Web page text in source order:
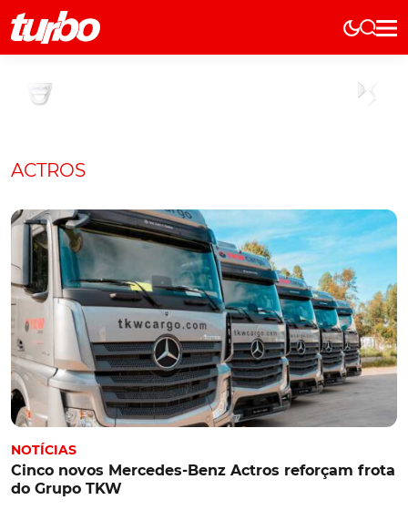
Elétricos
Marcas
História
Comerciais
Curiosidades
Elétricos
Técnica
Testes
ACTROS
NOTÍCIAS
Cinco novos Mercedes-Benz Actros reforçam frota
do Grupo TKW